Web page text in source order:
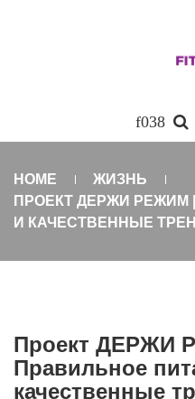
HOME
ЖИЗНЬ
ПРОЕКТ ДЕРЖИ РЕЖИМ
И КАЧЕСТВЕННЫЕ
Проект ДЕРЖИ
Правильное
качественные